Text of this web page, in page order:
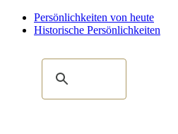
Persönlichkeiten von heute
Historische Persönlichkeiten